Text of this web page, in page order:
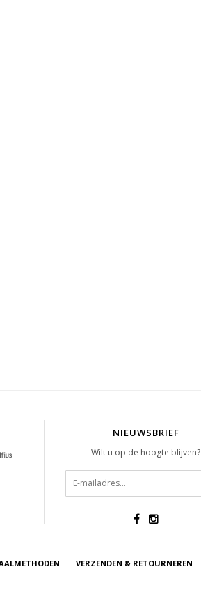
NIEUWSBRIEF
Wilt u op de hoogte blijven?
VERZENDEN & RETOURNEREN